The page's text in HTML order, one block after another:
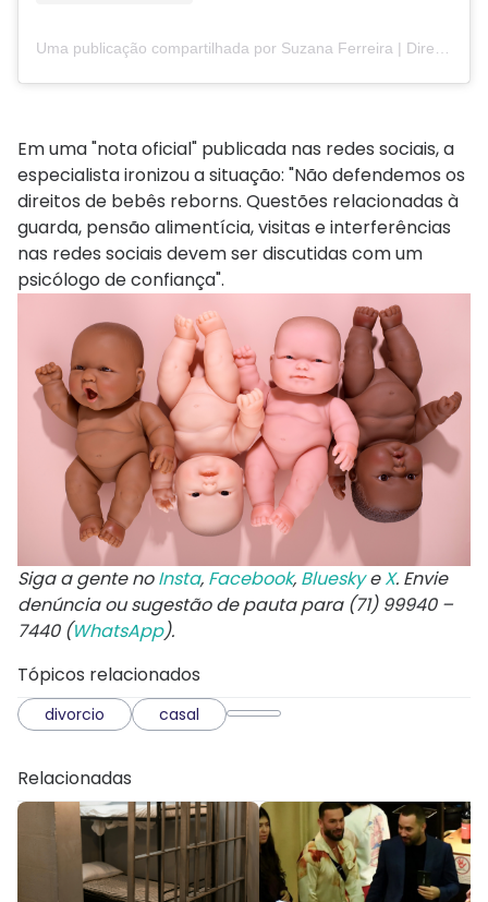
Em uma "nota oficial" publicada nas redes sociais, a
especialista ironizou a situação: "Não defendemos os
direitos de bebês reborns. Questões relacionadas à
guarda, pensão alimentícia, visitas e interferências
nas redes sociais devem ser discutidas com um
psicólogo de confiança".
Siga a gente noInsta, Facebook, BlueskyeX. Envie
denúncia ou sugestão de pauta para (71) 99940 –
7440 (WhatsApp).
Tópicos relacionados
divorcio casal
Relacionadas